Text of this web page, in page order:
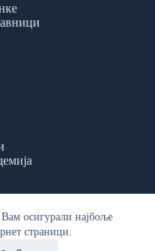
осигурали најбоље
страници.